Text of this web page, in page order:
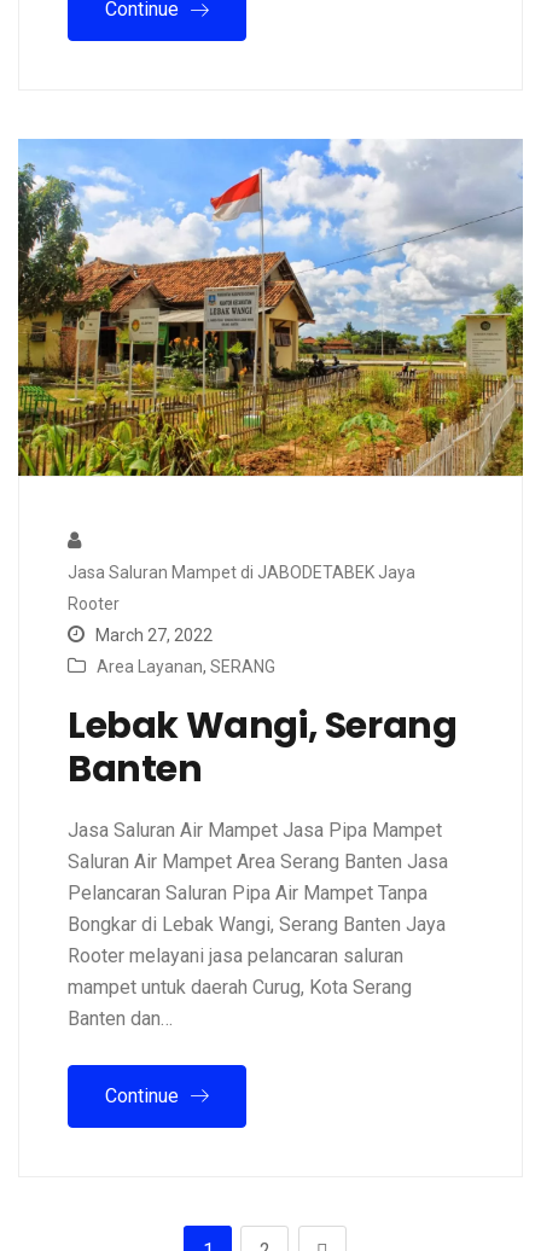
Continue
Jasa Saluran Mampet di JABODETABEK Jaya
Rooter
March 27, 2022
Area Layanan, SERANG
Lebak Wangi, Serang
Banten
Jasa Saluran Air Mampet Jasa Pipa Mampet
Saluran Air Mampet Area Serang Banten Jasa
Pelancaran Saluran Pipa Air Mampet Tanpa
Bongkar di Lebak Wangi, Serang Banten Jaya
Rooter melayani jasa pelancaran saluran
mampet untuk daerah Curug, Kota Serang
Banten dan…
Continue